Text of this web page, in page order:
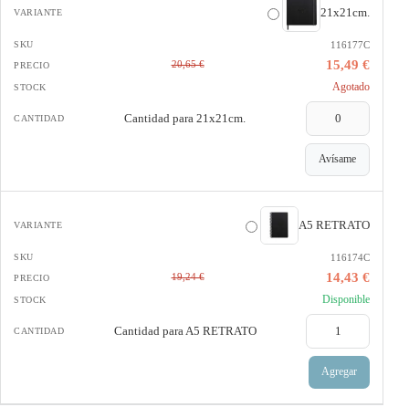
21x21cm.
116177C
20,65 €
15,49 €
Agotado
Cantidad para 21x21cm.
Avísame
A5 RETRATO
116174C
19,24 €
14,43 €
Disponible
Cantidad para A5 RETRATO
Agregar